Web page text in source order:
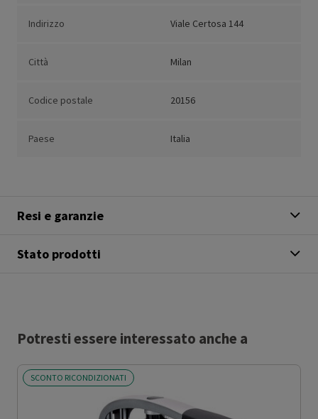
Indirizzo Viale Certosa 144
Città Milan
Codice postale 20156
Paese Italia
Resi e garanzie
Stato prodotti
Potresti essere interessato anche a
SCONTO RICONDIZIONATI